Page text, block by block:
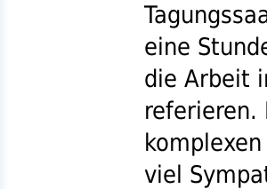
eine
die Arbeit
referieren.
viel